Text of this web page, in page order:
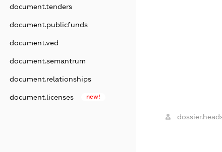
document.tenders
document.publicfunds
document.ved
document.semantrum
document.relationships
document.licenses new!